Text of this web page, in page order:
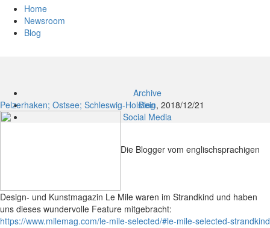
Home
Newsroom
Blog
Archive
Blog
Social Media
Pelzerhaken; Ostsee; Schleswig-Holstein, 2018/12/21
Die Blogger vom englischsprachigen
Design- und Kunstmagazin Le Mile waren im Strandkind und haben
uns dieses wundervolle Feature mitgebracht:
https://www.milemag.com/le-mile-selected/#le-mile-selected-strandkind